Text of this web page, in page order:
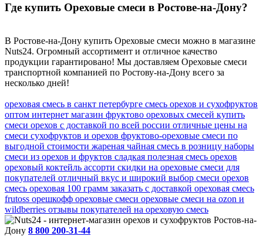
Где купить Ореховые смеси в Ростове-на-Дону?
В Ростове-на-Дону купить Ореховые смеси можно в магазине
Nuts24. Огромный ассортимент и отличное качество
продукции гарантировано! Мы доставляем Ореховые смеси
транспортной компанией по Ростову-на-Дону всего за
несколько дней!
ореховая смесь в санкт петербурге смесь орехов и сухофруктов
оптом интернет магазин фруктово ореховых смесей купить
смеси орехов с доставкой по всей россии отличные цены на
смеси сухофруктов и орехов фруктово-ореховые смеси по
выгодной стоимости жареная чайная смесь в розницу наборы
смеси из орехов и фруктов сладкая полезная смесь орехов
ореховый коктейль ассорти скидки на ореховые смеси для
покупателей отличный вкус и широкий выбор смеси орехов
смесь ореховая 100 грамм заказать с доставкой ореховая смесь
frutoss орешкофф ореховые смеси ореховые смеси на ozon и
wildberries отзывы покупателей на ореховую смесь
Ростов-на-
Дону 8 800 200-31-44